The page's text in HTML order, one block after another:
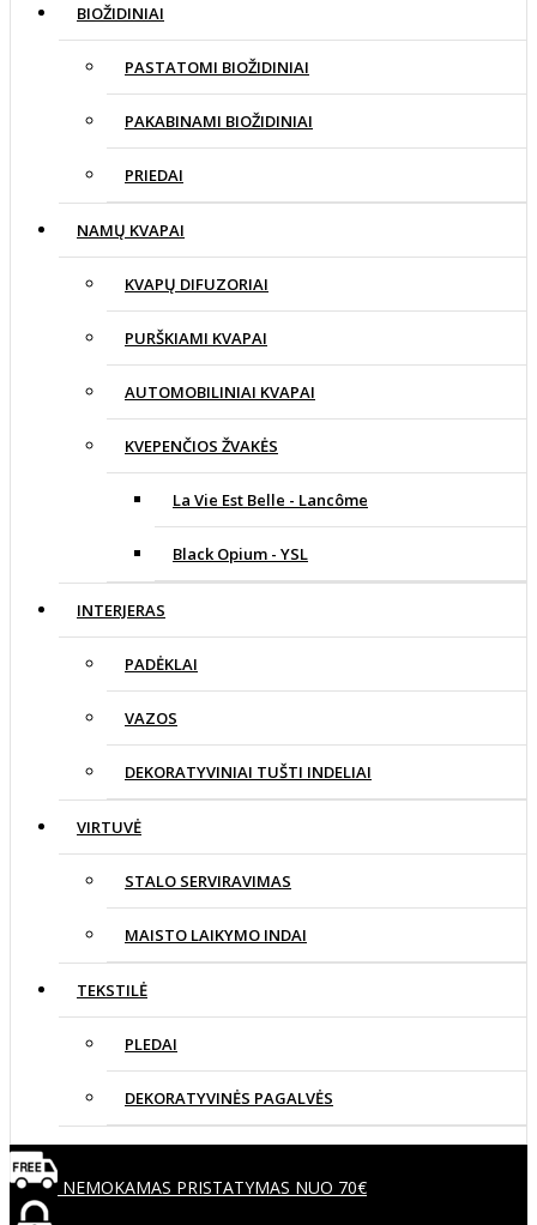
BIOŽIDINIAI
PASTATOMI BIOŽIDINIAI
PAKABINAMI BIOŽIDINIAI
PRIEDAI
NAMŲ KVAPAI
KVAPŲ DIFUZORIAI
PURŠKIAMI KVAPAI
AUTOMOBILINIAI KVAPAI
KVEPENČIOS ŽVAKĖS
La Vie Est Belle - Lancôme
Black Opium - YSL
INTERJERAS
PADĖKLAI
VAZOS
DEKORATYVINIAI TUŠTI INDELIAI
VIRTUVĖ
STALO SERVIRAVIMAS
MAISTO LAIKYMO INDAI
TEKSTILĖ
PLEDAI
DEKORATYVINĖS PAGALVĖS
NEMOKAMAS PRISTATYMAS NUO 70€